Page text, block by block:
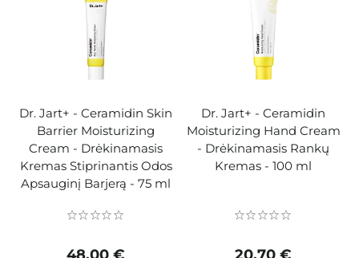
Dr. Jart+ - Ceramidin Skin
Barrier Moisturizing
Cream - Drėkinamasis
Kremas Stiprinantis Odos
Apsauginį Barjerą - 75 ml
Dr. Jart+ - Ceramidin
Moisturizing Hand Cream
- Drėkinamasis Rankų
Kremas - 100 ml